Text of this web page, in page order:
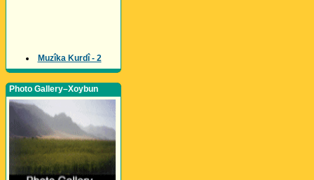
Muzîka Kurdî - 2
Photo Gallery–Xoybun